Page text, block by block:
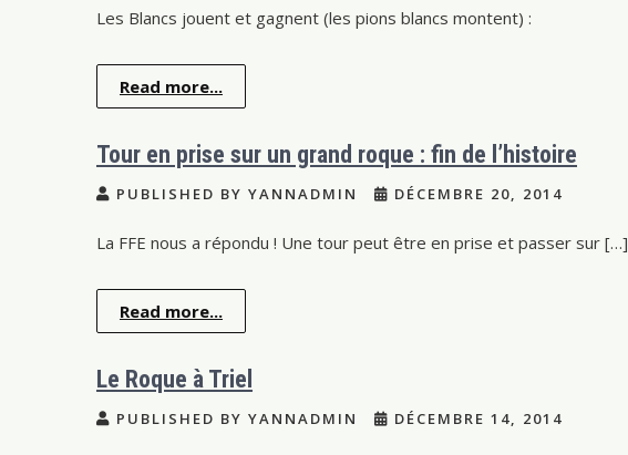
Les Blancs jouent et gagnent (les pions blancs montent) :
Read more...
Tour en prise sur un grand roque : fin de l’histoire
PUBLISHED BY YANNADMIN DÉCEMBRE 20, 2014
La FFE nous a répondu ! Une tour peut être en prise et passer sur […]
Read more...
Le Roque à Triel
PUBLISHED BY YANNADMIN DÉCEMBRE 14, 2014